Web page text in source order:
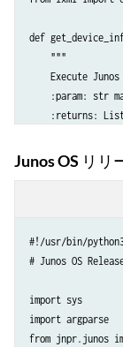
args =
if arg in
index
# define the
cli_command
# generate
# print RPC
print
def
    """
Generate the
:returns: XML
intf_list_xml
    return xml
def
    """
Execute
:param: str
:returns:
# execute
        sys.exit()
Junos OS リリ
#!/usr/bin/
# Junos OS
import sys
import argparse
from jnpr.junos